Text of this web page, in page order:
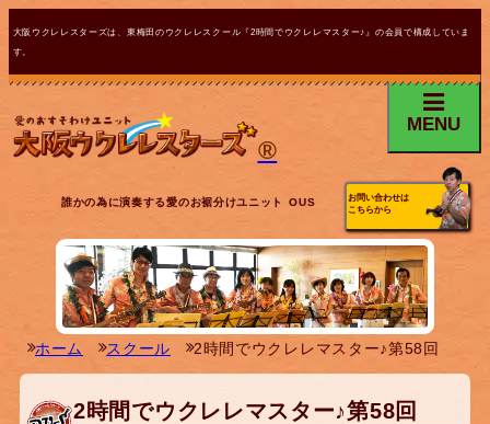
大阪ウクレレスターズは、東梅田のウクレレスクール『2時間でウクレレマスター♪』の会員で構成していま
す。
®
MENU
誰かの為に演奏する愛のお裾分けユニット OUS
お問い合わせは
こちらから
ホーム スクール 2時間でウクレレマスター♪第58回
2時間でウクレレマスター♪第58回